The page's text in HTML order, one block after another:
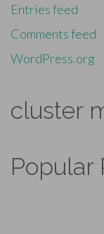
Entries feed
Comments feed
WordPress.org
cluster
Popular